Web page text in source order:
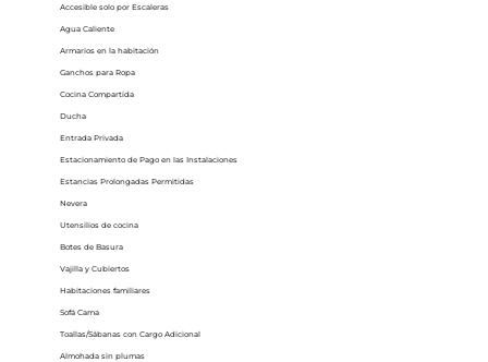
Accesible solo por Escaleras
Agua Caliente
Armarios en la habitación
Ganchos para Ropa
Cocina Compartida
Ducha
Entrada Privada
Estacionamiento de Pago en las Instalaciones
Estancias Prolongadas Permitidas
Nevera
Utensilios de cocina
Botes de Basura
Vajilla y Cubiertos
Habitaciones familiares
Sofá Cama
Toallas/Sábanas con Cargo Adicional
Almohada sin plumas